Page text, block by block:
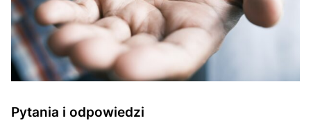
Pytania i odpowiedzi